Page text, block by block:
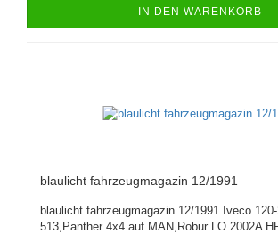
IN DEN WARENKORB
blaulicht fahrzeugmagazin 12/1991
blaulicht fahrzeugmagazin 12/1991 Iveco
513,Panther 4x4 auf MAN,Robur LO 2002A